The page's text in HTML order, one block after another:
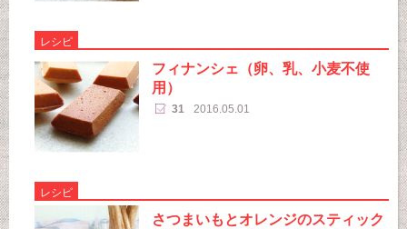
レシピ
フィナンシェ（卵、乳、小麦不使
用）
31 2016.05.01
レシピ
さつまいもとオレンジのスティック